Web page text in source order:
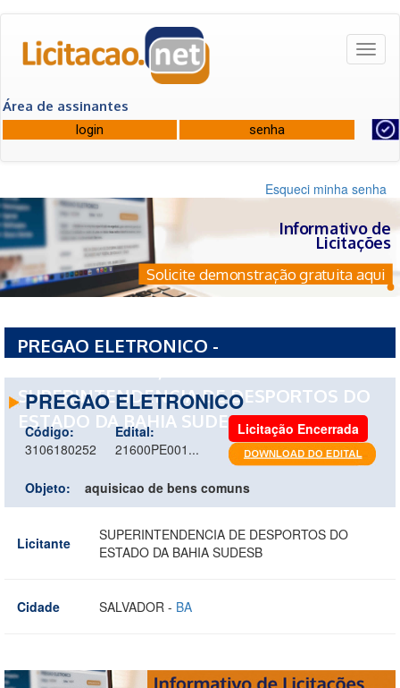
Área de assinantes
Esqueci minha senha
Informativo de
Licitações
Solicite demonstração gratuita aqui
PREGAO ELETRONICO -
SUPERINTENDENCIA DE DESPORTOS DO
ESTADO DA BAHIA SUDESB
PREGAO ELETRONICO
Código:
3106180252
Edital:
21600PE001...
Licitação Encerrada
Objeto: aquisicao de bens comuns
Licitante
SUPERINTENDENCIA DE DESPORTOS DO
ESTADO DA BAHIA SUDESB
Cidade SALVADOR - BA